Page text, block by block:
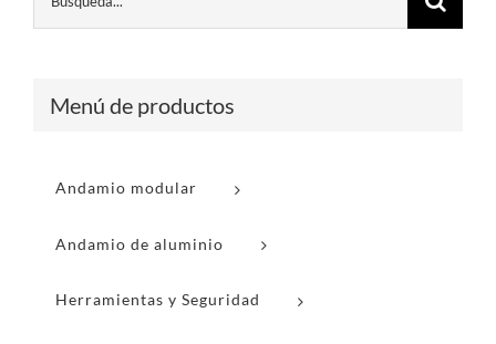
Menú de productos
Andamio modular
Andamio de aluminio
Herramientas y Seguridad